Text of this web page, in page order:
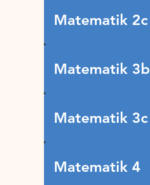
Matematik 2c
Matematik 3b
Matematik 3c
Matematik 4